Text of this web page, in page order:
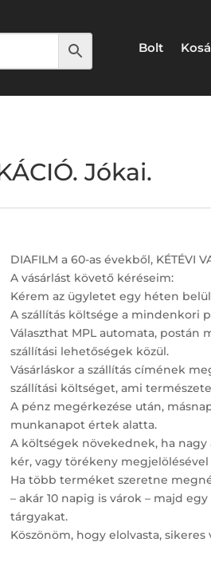
Bolt
Jókai.
DIAFILM a 60-as évekből, KÉTÉVI
A vásárlást követő kéréseim:
Kérem az ügyletet egy héten
A szállítás költsége a mindenkori
Választhat MPL automata, postán
szállítási lehetőségek közül.
Vásárláskor a szállítás címének
szállítási költséget, ami
A pénz megérkezése után,
munkanapot értek alatta.
A költségek növekednek, ha nagy
kér, vagy törékeny megjelölésével
Ha több terméket szeretne
– akár 10 napig is várok – majd
tárgyakat.
Köszönöm, hogy elolvasta, sikeres